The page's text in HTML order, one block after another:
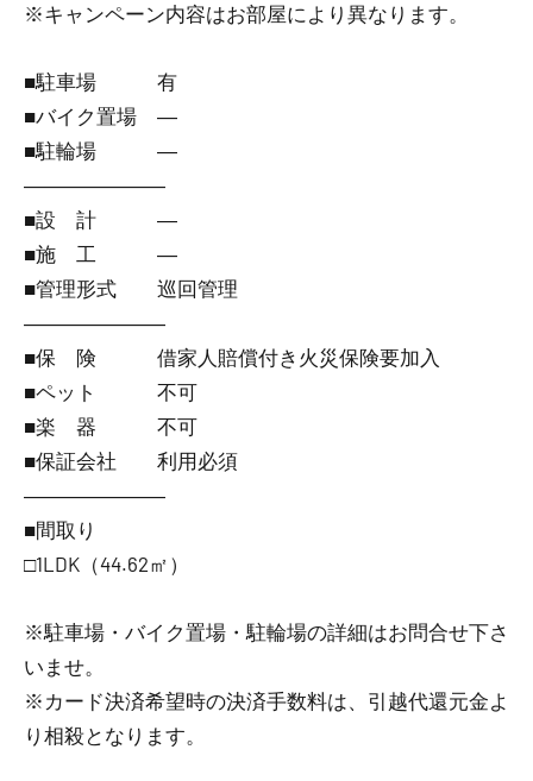
※キャンペーン内容はお部屋により異なります。
■駐車場 有
■バイク置場 ―
■駐輪場 ―
―――――――
■設 計 ―
■施 工 ―
■管理形式 巡回管理
―――――――
■保 険 借家人賠償付き火災保険要加入
■ペット 不可
■楽 器 不可
■保証会社 利用必須
―――――――
■間取り
□1LDK（44.62㎡）
※駐車場・バイク置場・駐輪場の詳細はお問合せ下さ
いませ。
※カード決済希望時の決済手数料は、引越代還元金よ
り相殺となります。